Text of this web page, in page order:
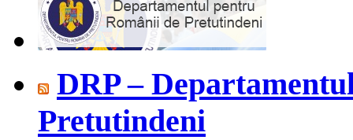
DRP –
Pretutindeni